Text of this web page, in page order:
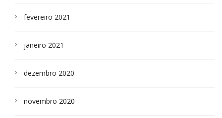
fevereiro 2021
janeiro 2021
dezembro 2020
novembro 2020